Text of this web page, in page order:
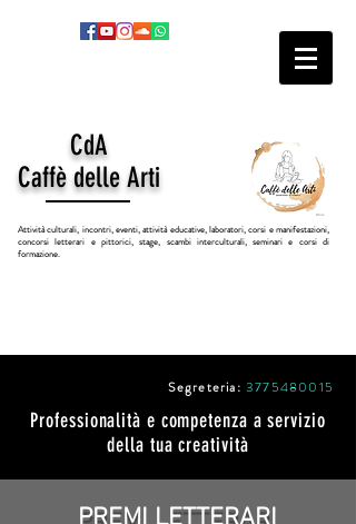
CdA
Caffè delle Arti
Attività culturali, incontri, eventi, attività educative, laboratori, corsi e manifestazioni,
concorsi letterari e pittorici, stage, scambi interculturali, seminari e corsi di
formazione.
Segreteria: 3775480015
Professionalità e competenza a servizio
della tua creatività